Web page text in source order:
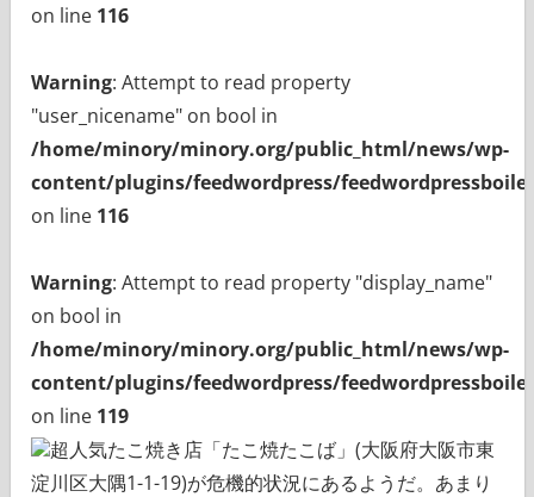
on line 116
Warning: Attempt to read property
"user_nicename" on bool in
/home/minory/minory.org/public_html/news/wp-
content/plugins/feedwordpress/
on line 116
Warning: Attempt to read property "display_name"
on bool in
/home/minory/minory.org/public_html/news/wp-
content/plugins/feedwordpress/
on line 119
超人気たこ焼き店「たこ焼たこば」(大阪府大阪市東
淀川区大隅1-1-19)が危機的状況にあるようだ。あまり